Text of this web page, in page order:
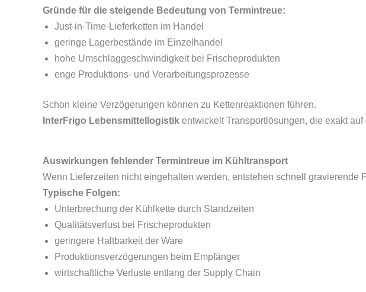
Gründe für die steigende Bedeutung von Termintreue:
Just-in-Time-Lieferketten im Handel
geringe Lagerbestände im Einzelhandel
hohe Umschlaggeschwindigkeit bei Frischeprodukten
enge Produktions- und Verarbeitungsprozesse
Schon kleine Verzögerungen können zu Kettenreaktionen führen.
InterFrigo Lebensmittellogistik entwickelt Transportlösungen, die exakt
Auswirkungen fehlender Termintreue im Kühltransport
Wenn Lieferzeiten nicht eingehalten werden, entstehen schnell gravierende
Typische Folgen:
Unterbrechung der Kühlkette durch Standzeiten
Qualitätsverlust bei Frischeprodukten
geringere Haltbarkeit der Ware
Produktionsverzögerungen beim Empfänger
wirtschaftliche Verluste entlang der Supply Chain